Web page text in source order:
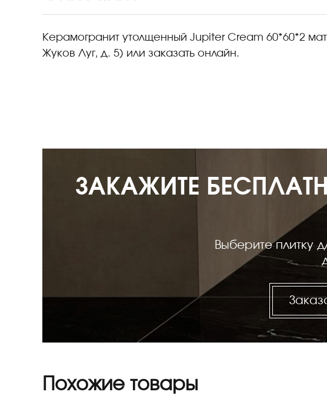
Керамогранит утолщенный Jupiter Cream 60*60*2
Жуков Луг, д. 5) или заказать онлайн.
ЗАКАЖИТЕ
Выберите плитку
Похожие товары
Плитка керамическая матовая